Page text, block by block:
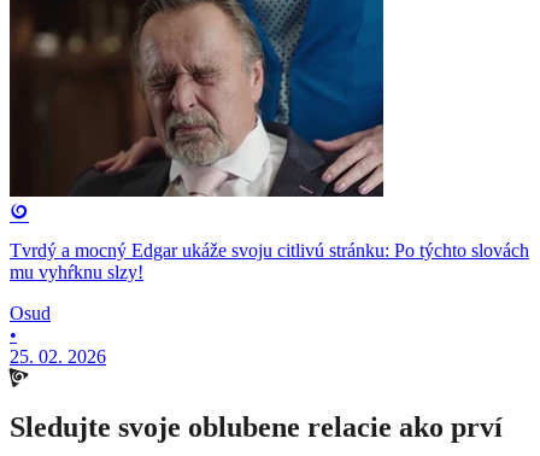
Tvrdý a mocný Edgar ukáže svoju citlivú stránku: Po týchto slovách
mu vyhŕknu slzy!
Osud
•
25. 02. 2026
Sledujte svoje oblubene relacie ako prví